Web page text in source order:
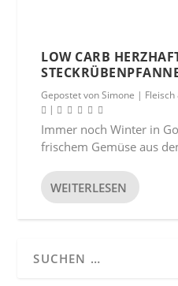
LOW CARB
Gepostet vonSimone |
|
Immer noch Winter in
frischem Gemüse aus
WEITERLESEN